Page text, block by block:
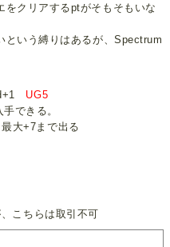
をクリアするptがそもそもいな
という縛りはあるが、Spectrum
UG5
できる。
大+7まで出る
こちらは取引不可